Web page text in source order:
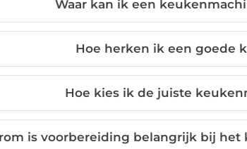
Waar kan ik een
Hoe herken ik een goede
Hoe kies ik de juiste
is voorbereiding belangrijk bij het